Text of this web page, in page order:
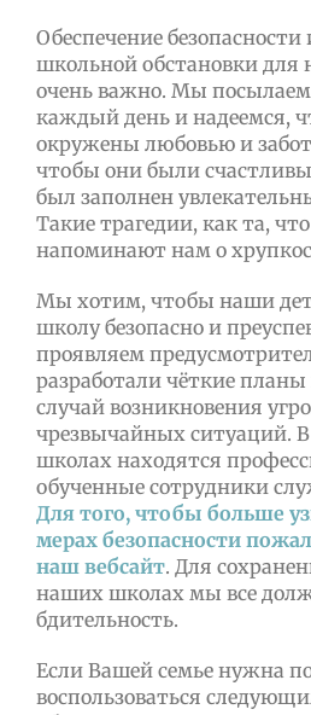
Обеспечение
школьной обстановки
очень важно. Мы
каждый день и надеемся,
окружены любовью и
чтобы они были
был заполнен
Такие трагедии, как та,
напоминают нам о
Мы хотим, чтобы наши
школу безопасно и
проявляем
разработали чёткие
случай возникновения
чрезвычайных ситуаций. В
школах находятся
обученные сотрудники
Для того, чтобы больше
мерах безопасности
наш вебсайт. Для
наших школах мы все
бдительность.
Если Вашей семье нужна
воспользоваться